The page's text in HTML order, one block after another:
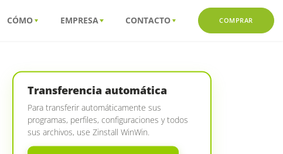
CÓMO EMPRESA CONTACTO COMPRAR
Transferencia automática
Para transferir automáticamente sus
programas, perfiles, configuraciones y todos
sus archivos, use Zinstall WinWin.